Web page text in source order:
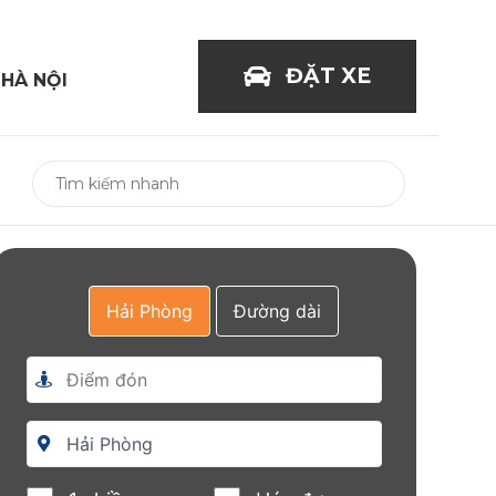
NỘI
ĐẶT XE
Hải Phòng Đường dài